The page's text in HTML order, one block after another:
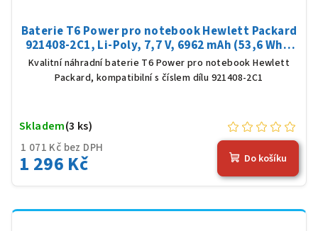
Baterie T6 Power pro notebook Hewlett Packard
921408-2C1, Li-Poly, 7,7 V, 6962 mAh (53,6 Wh),
černá
Kvalitní náhradní baterie T6 Power pro notebook Hewlett
Packard, kompatibilní s číslem dílu 921408-2C1
1 071 Kč bez DPH
1 296 Kč
Skladem(3 ks)
Do košíku